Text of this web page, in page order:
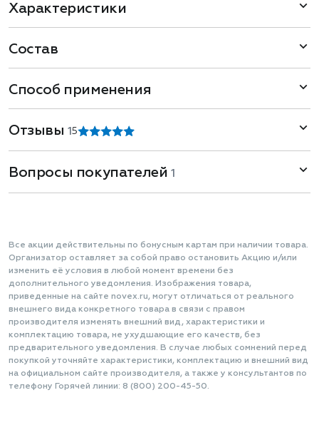
Характеристики
Состав
Способ применения
Отзывы1 5
Вопросы покупателей 1
Все акции действительны по бонусным картам при наличии товара.
Организатор оставляет за собой право остановить Акцию и/или
изменить её условия в любой момент времени без
дополнительного уведомления. Изображения товара,
приведенные на сайте novex.ru, могут отличаться от реального
внешнего вида конкретного товара в связи с правом
производителя изменять внешний вид, характеристики и
комплектацию товара, не ухудшающие его качеств, без
предварительного уведомления. В случае любых сомнений перед
покупкой уточняйте характеристики, комплектацию и внешний вид
на официальном сайте производителя, а также у консультантов по
телефону Горячей линии: 8 (800) 200-45-50.